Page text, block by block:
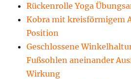
Rückenrolle Yoga
Kobra mit kreisförmigem
Position
Geschlossene
Fußsohlen aneinander
Wirkung